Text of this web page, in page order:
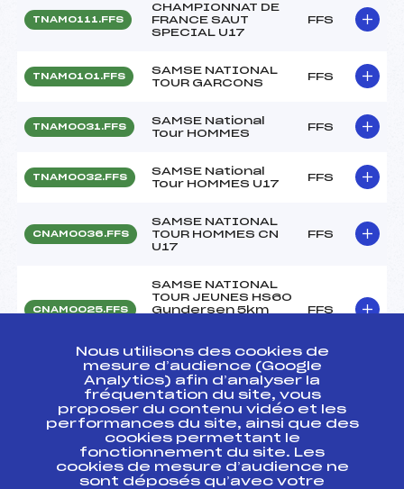
TNAM0111.FFS
CHAMPIONNAT DE
FRANCE SAUT
SPECIAL U17
FFS
TNAM0101.FFS
SAMSE NATIONAL
TOUR GARCONS
FFS
TNAM0031.FFS
SAMSE National
Tour HOMMES
FFS
TNAM0032.FFS
SAMSE National
Tour HOMMES U17
FFS
CNAM0036.FFS
SAMSE NATIONAL
TOUR HOMMES CN
U17
FFS
CNAM0025.FFS
SAMSE NATIONAL
TOUR JEUNES HS60
Gundersen 5km
FFS
TNAM0021.FFS
SAMSE NATIONAL
TOUR JEUNES HS60
HOMMES CHAUX
NEUVE 30/12/2016
FFS
CNAM0014.FFS
SAMSE National
Tour U17 Combine
Nordique
Nous utilisons des cookies de
mesure d’audience (Google
Analytics) afin d’analyser la
fréquentation du site, vous
proposer du contenu vidéo et les
performances du site, ainsi que des
cookies permettant le
fonctionnement du site. Les
cookies de mesure d’audience ne
sont déposés qu’avec votre